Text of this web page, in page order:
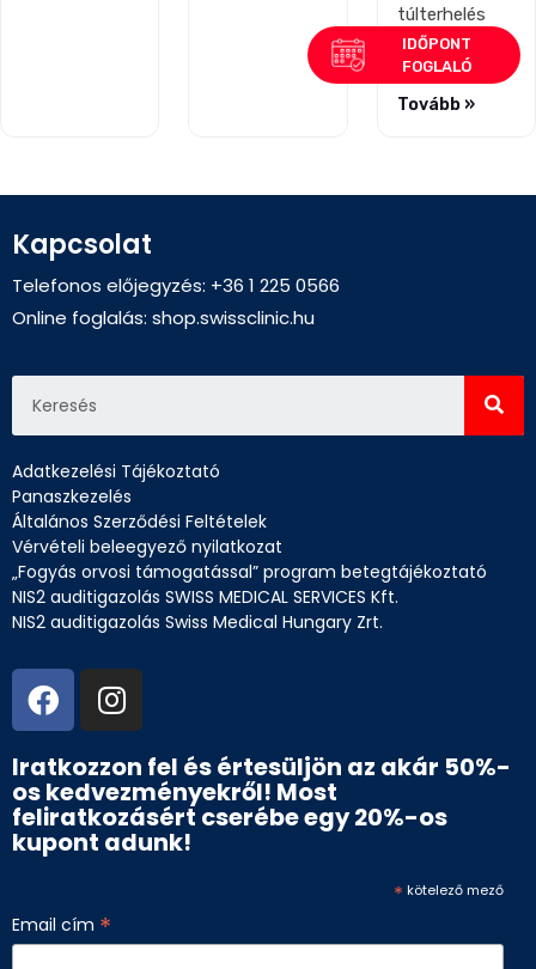
túlterhelés
következtébe
n alakul…
Tovább »
Kapcsolat
Telefonos előjegyzés: +36 1 225 0566
Online foglalás: shop.swissclinic.hu
Adatkezelési Tájékoztató
Panaszkezelés
Általános Szerződési Feltételek
Vérvételi beleegyező nyilatkozat
„Fogyás orvosi támogatással” program betegtájékoztató
NIS2 auditigazolás SWISS MEDICAL SERVICES Kft.
NIS2 auditigazolás Swiss Medical Hungary Zrt.
Iratkozzon fel és értesüljön az akár 50%-
os kedvezményekről! Most
feliratkozásért cserébe egy 20%-os
kupont adunk!
* kötelező mező
Email cím *